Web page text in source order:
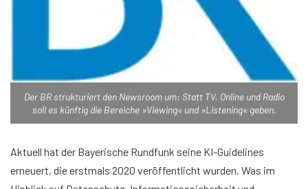
Der BR strukturiert den Newsroom um: Statt TV, Online und Radio
soll es künftig die Bereiche »Viewing« und »Listening« geben.
Aktuell hat der Bayerische Rundfunk seine KI-Guidelines
erneuert, die erstmals 2020 veröffentlicht wurden. Was im